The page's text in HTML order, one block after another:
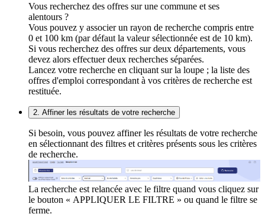
Vous recherchez des offres sur une commune et ses
alentours ?
Vous pouvez y associer un rayon de recherche compris entre
0 et 100 km (par défaut la valeur sélectionnée est de 10 km).
Si vous recherchez des offres sur deux départements, vous
devez alors effectuer deux recherches séparées.
Lancez votre recherche en cliquant sur la loupe ; la liste des
offres d'emploi correspondant à vos critères de recherche est
restituée.
2. Affiner les résultats de votre recherche
Si besoin, vous pouvez affiner les résultats de votre recherche
en sélectionnant des filtres et critères présents sous les critères
de recherche.
La recherche est relancée avec le filtre quand vous cliquez sur
le bouton « APPLIQUER LE FILTRE » ou quand le filtre se
ferme.